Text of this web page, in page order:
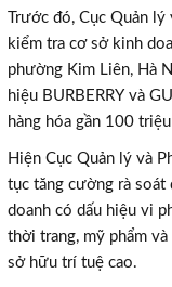
Trước đó, Cục Quản
kiểm tra cơ sở kinh
phường Kim Liên, Hà
hiệu BURBERRY và
hàng hóa gần 100
Hiện Cục Quản lý và
tục tăng cường rà soát
doanh có dấu hiệu vi
thời trang, mỹ phẩm
sở hữu trí tuệ cao.